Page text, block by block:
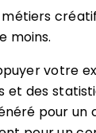
métiers
moins.
votre
et des
pour un